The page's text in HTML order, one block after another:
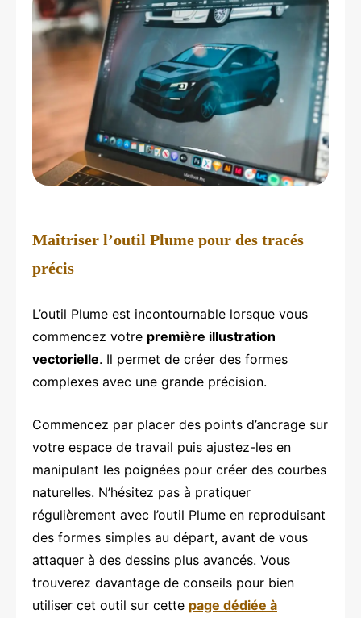
Maîtriser l’outil Plume pour des tracés
précis
L’outil Plume est incontournable lorsque vous
commencez votre première illustration
vectorielle. Il permet de créer des formes
complexes avec une grande précision.
Commencez par placer des points d’ancrage sur
votre espace de travail puis ajustez-les en
manipulant les poignées pour créer des courbes
naturelles. N’hésitez pas à pratiquer
régulièrement avec l’outil Plume en reproduisant
des formes simples au départ, avant de vous
attaquer à des dessins plus avancés. Vous
trouverez davantage de conseils pour bien
utiliser cet outil sur cette page dédiée à